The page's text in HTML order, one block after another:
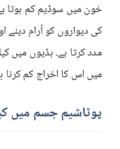
خون میں سوڈیم کم ہوتا
کی دیواروں کو آرام دینے
مدد کرتا ہے۔ ہڈیوں میں
میں اس کا اخراج کم کرنا
پوٹاشیم جسم میں